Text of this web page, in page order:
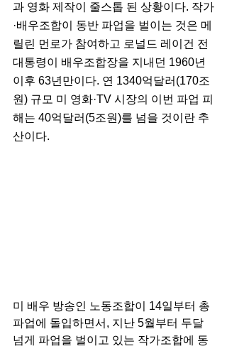
과 영화 제작이 줄스톱 된 상황이다. 작가
·배우조합이 동반 파업을 벌이는 것은 메
릴린 먼로가 참여하고 로널드 레이건 전
대통령이 배우조합장을 지내던 1960년
이후 63년만이다. 연 1340억달러(170조
원) 규모 미 영화·TV 시장의 이번 파업 피
해는 40억달러(5조원)를 넘을 것이란 추
산이다.
미 배우 방송인 노동조합이 14일부터 총
파업에 돌입하면서, 지난 5월부터 두달
넘게 파업을 벌이고 있는 작가조합에 동